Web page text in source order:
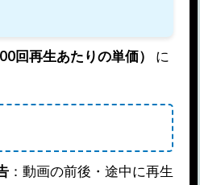
回再生あたりの単価）
に
：動画の前後・途中に再生